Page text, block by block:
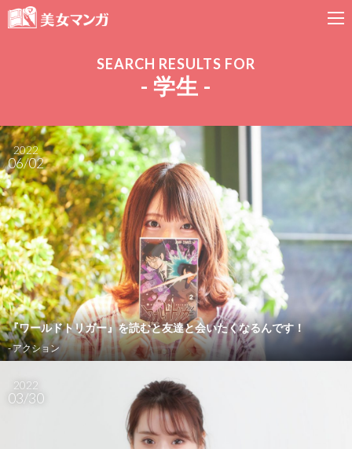
SEARCH RESULTS FOR
- 学生 -
2022
06/02
『ワールドトリガー』を読むと友達と会いたくなるんです！
- アクション
2022
03/30